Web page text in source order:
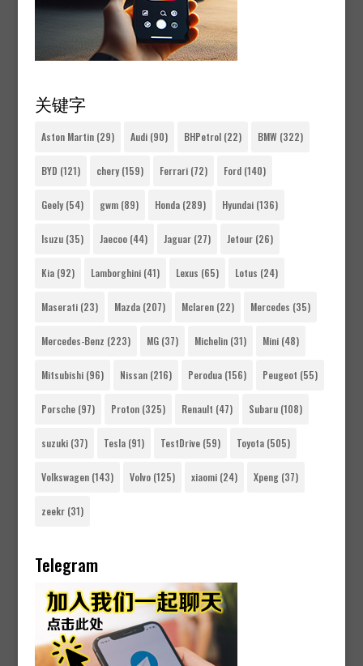
关键字
Aston Martin(29) Audi(90) BHPetrol(22) BMW (322)
BYD (121) chery(159) Ferrari(72) Ford(140)
Geely(54) gwm(89) Honda(289) Hyundai(136)
Isuzu(35) Jaecoo(44) Jaguar(27) Jetour(26)
Kia(92) Lamborghini(41) Lexus (65) Lotus (24)
Maserati(23) Mazda(207) Mclaren(22) Mercedes (35)
Mercedes-Benz (223) MG(37) Michelin(31) Mini(48)
Mitsubishi(96) Nissan(216) Perodua(156) Peugeot (55)
Porsche(97) Proton(325) Renault (47) Subaru(108)
suzuki(37) Tesla(91) TestDrive(59) Toyota(505)
Volkswagen(143) Volvo(125) xiaomi(24) Xpeng(37)
zeekr(31)
Telegram